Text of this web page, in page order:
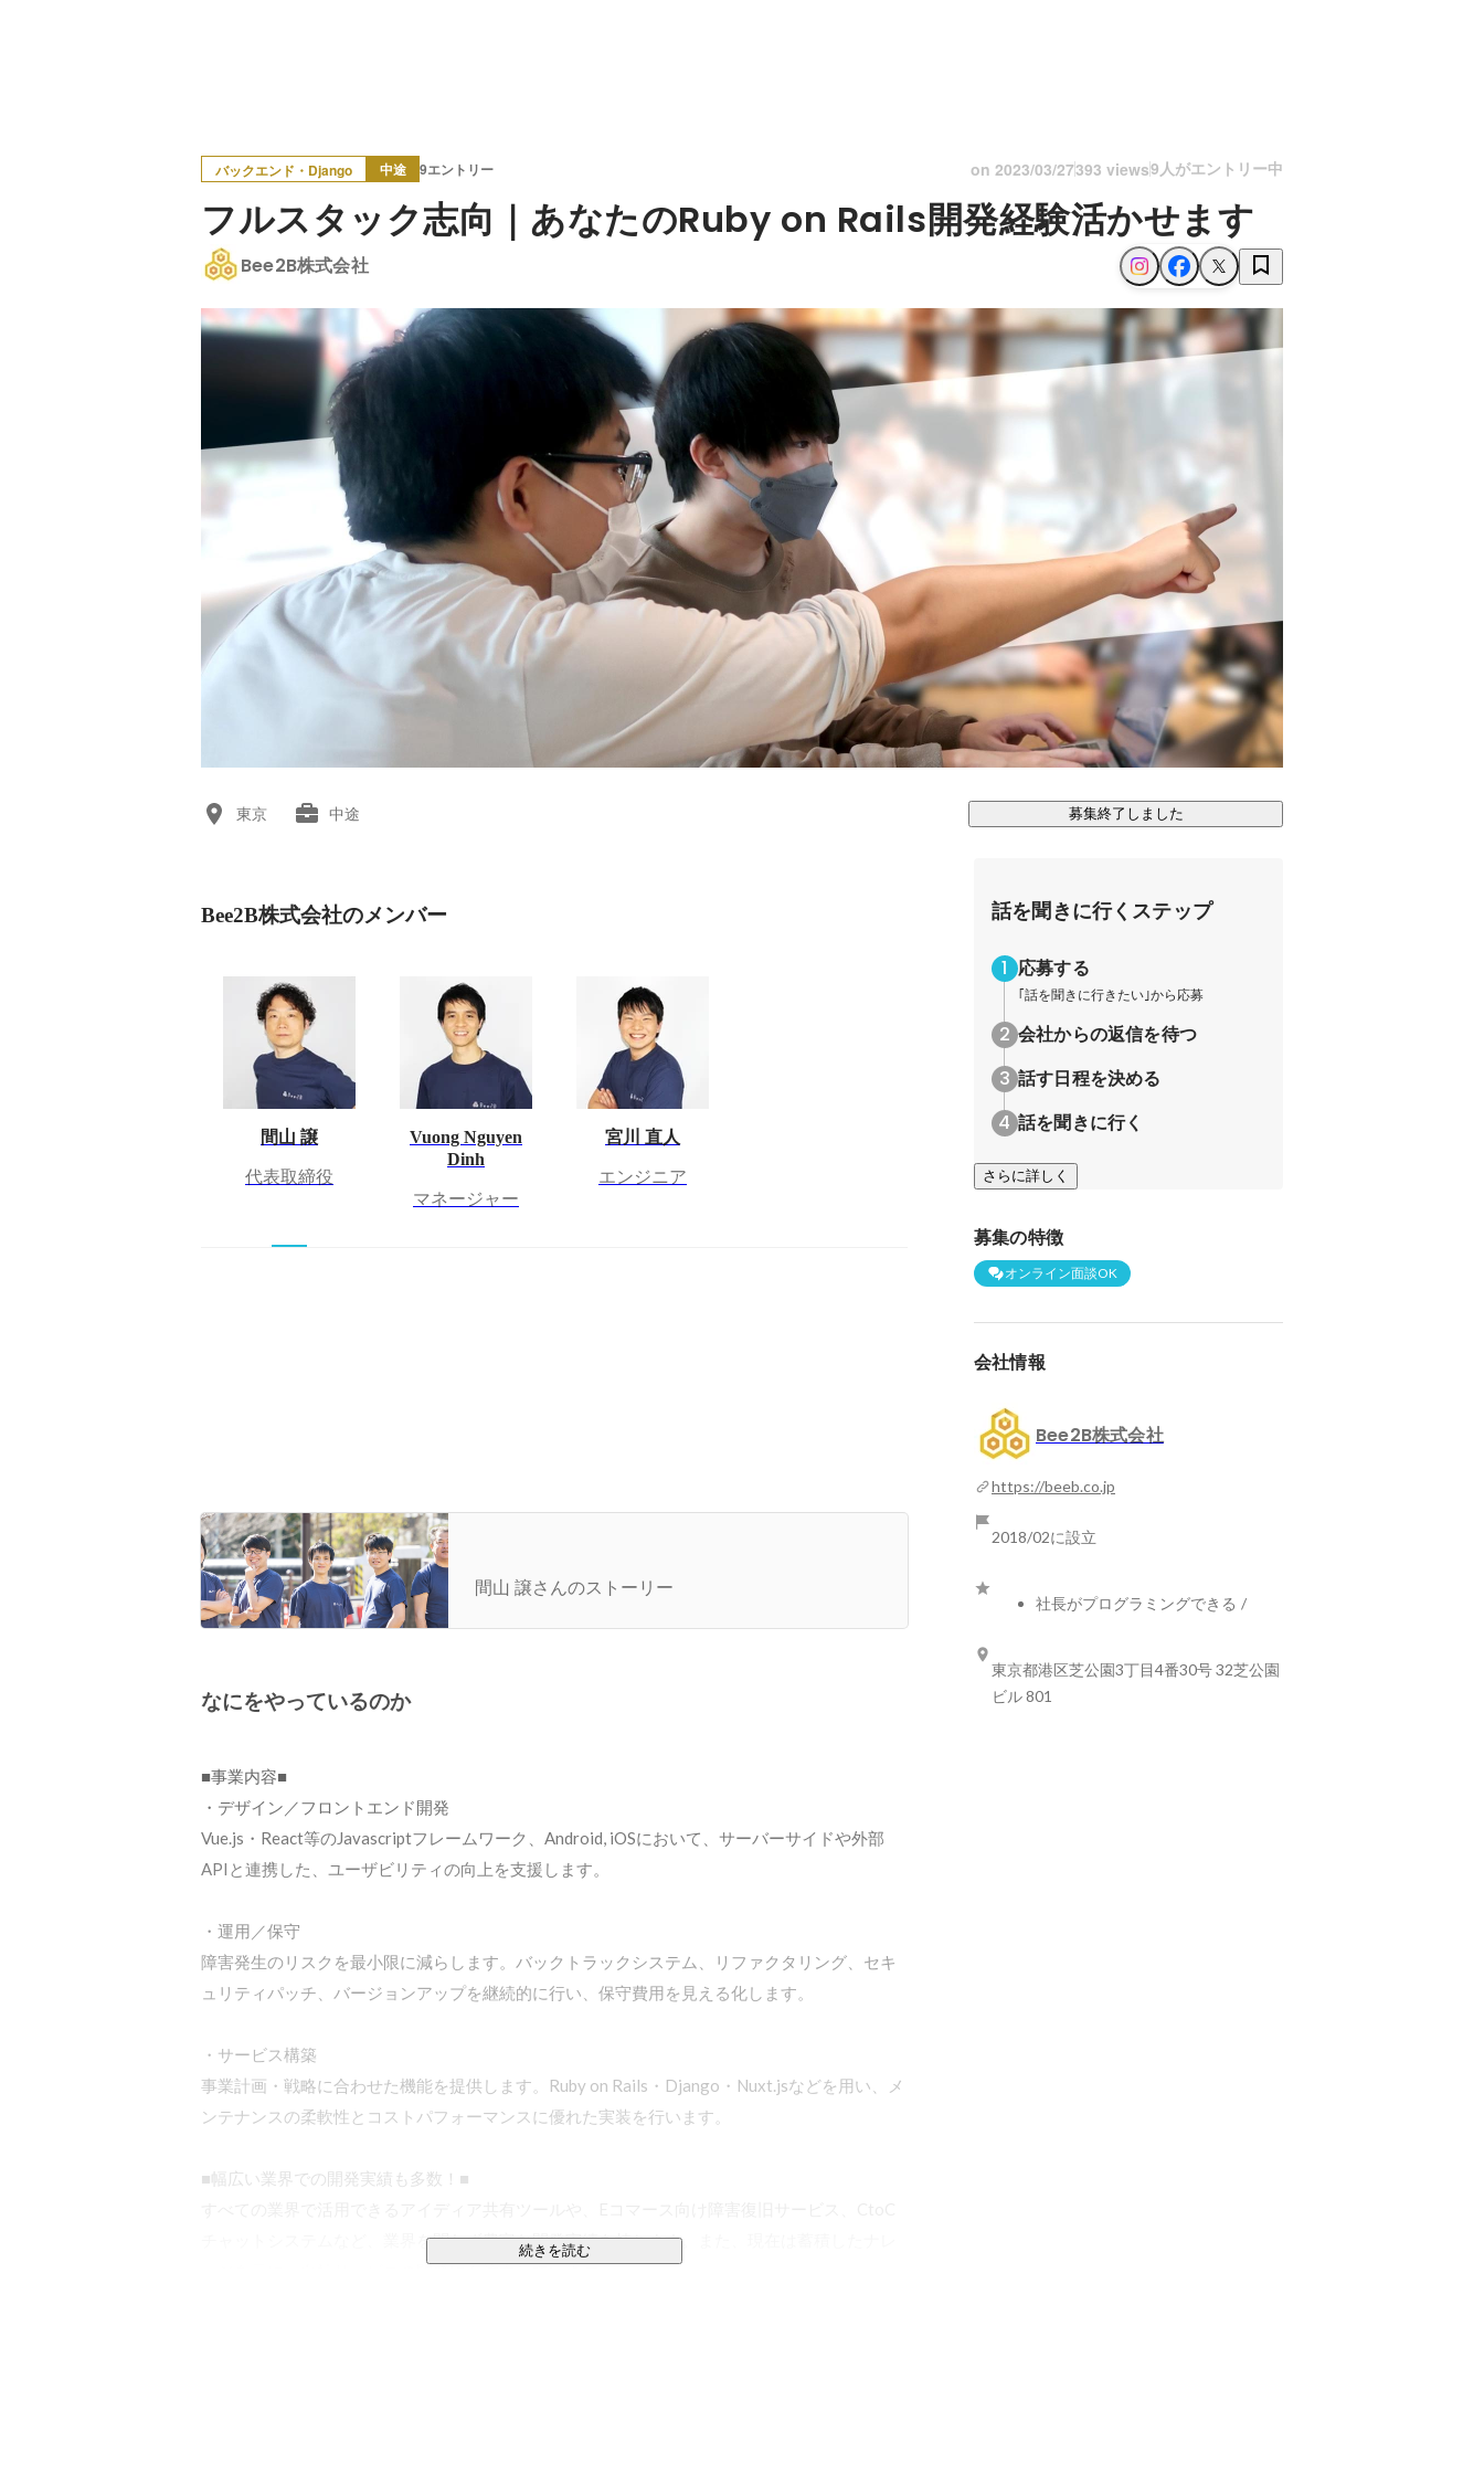
バックエンド・Django 中途 9エントリー on 2023/03/27393 views9人がエントリー中
フルスタック志向｜あなたのRuby on Rails開発経験活かせます
Bee2B株式会社
東京 中途 募集終了しました
Bee2B株式会社のメンバー
間山 譲
代表取締役
Vuong Nguyen
Dinh
マネージャー
宮川 直人
エンジニア
間山 譲さんのストーリー
なにをやっているのか
■事業内容■
・デザイン／フロントエンド開発
Vue.js・React等のJavascriptフレームワーク、Android, iOSにおいて、サーバーサイドや外部
APIと連携した、ユーザビリティの向上を支援します。
・運用／保守
障害発生のリスクを最小限に減らします。バックトラックシステム、リファクタリング、セキ
ュリティパッチ、バージョンアップを継続的に行い、保守費用を見える化します。
・サービス構築
事業計画・戦略に合わせた機能を提供します。Ruby on Rails・Django・Nuxt.jsなどを用い、メ
ンテナンスの柔軟性とコストパフォーマンスに優れた実装を行います。
■幅広い業界での開発実績も多数！■
チャットシステムなど、業界を問わず豊富な開発実績を持ちます。また、現在は蓄積したナレ
続きを読む
話を聞きに行くステップ
応募する
｢話を聞きに行きたい｣から応募
会社からの返信を待つ
話す日程を決める
話を聞きに行く
さらに詳しく
募集の特徴
オンライン面談OK
会社情報
Bee2B株式会社
https://beeb.co.jp
2018/02に設立
社長がプログラミングできる /
東京都港区芝公園3丁目4番30号 32芝公園
ビル 801